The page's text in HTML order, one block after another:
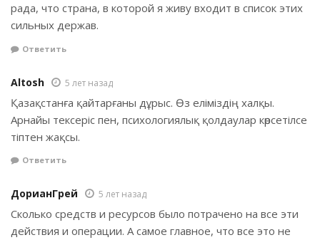
рада, что страна, в которой я живу входит в список этих
сильных держав.
Ответить
Altosh 5 лет назад
Қазақстанға қайтарғаны дұрыс. Өз еліміздің халқы.
Арнайы тексеріс пен, психологиялық қолдаулар көрсетілсе
тіптен жақсы.
Ответить
ДорианГрей 5 лет назад
Сколько средств и ресурсов было потрачено на все эти
действия и операции. А самое главное, что все это не